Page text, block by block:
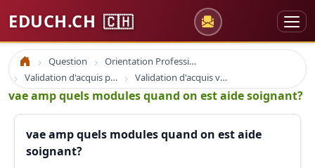
EDUCH.CH 🇨🇭
Accueil Question
Orientation Professionnelle
Validation d'acquis professionnel
Validation d'acquis vae
vae amp quels modules quand on est aide soignant?
vae amp quels modules quand on est aide
soignant?